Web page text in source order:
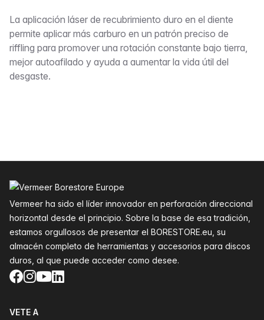
La aplicación láser de recubrimiento duro en el diente
permite aplicar más carburo en un patrón preciso de
riffling para promover una rotación constante bajo tierra,
mejor autoafilado y ayuda a aumentar la vida útil del
desgaste.
Vermeer ha sido el líder innovador en perforación direccional
horizontal desde el principio. Sobre la base de esa tradición,
estamos orgullosos de presentar el BORESTORE.eu, su
almacén completo de herramientas y accesorios para discos
duros, al que puede acceder como desee.
Facebook
Instagram
YouTube
LinkedIn
VETE A